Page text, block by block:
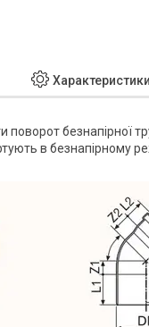
Характеристики
поворот
в безнапірному